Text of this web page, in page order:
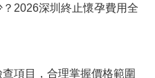
2026深圳終止懷孕費用全
項目，合理掌握價格範圍